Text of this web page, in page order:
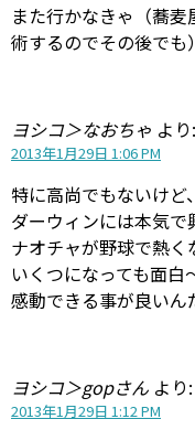
また行かなきゃ（蕎
術するのでその後でも）
ヨシコ＞なおちゃ より:
2013年1月29日 1:06 PM
特に高尚でもないけど、
ダーウィンには本気で
ナオチャが野球で熱く
いくつになっても面白
感動できる事が良い
ヨシコ＞gopさん より:
2013年1月29日 1:12 PM